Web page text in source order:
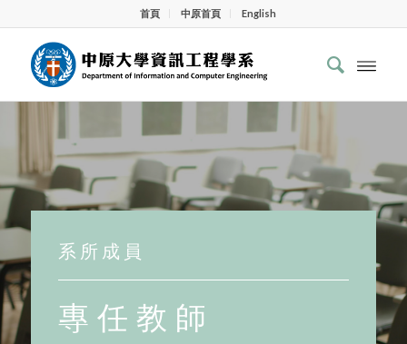
首頁 中原首頁 English
系 所 成 員
專 任 教 師